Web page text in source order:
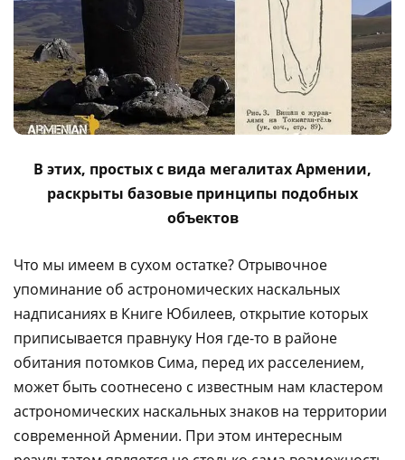
В этих, простых с вида мегалитах Армении,
раскрыты базовые принципы подобных
объектов
Что мы имеем в сухом остатке? Отрывочное
упоминание об астрономических наскальных
надписаниях в Книге Юбилеев, открытие которых
приписывается правнуку Ноя где-то в районе
обитания потомков Сима, перед их расселением,
может быть соотнесено с известным нам кластером
астрономических наскальных знаков на территории
современной Армении. При этом интересным